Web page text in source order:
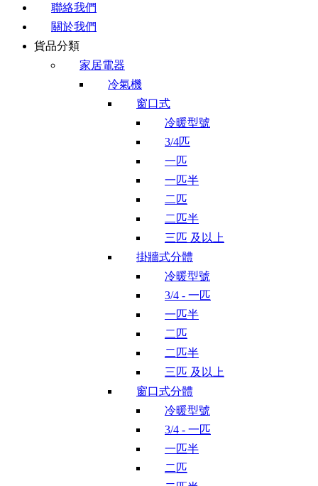
聯絡我們
關於我們
貨品分類
家居電器
冷氣機
窗口式
冷暖型號
3/4匹
一匹
一匹半
二匹
二匹半
三匹 及以上
掛牆式分體
冷暖型號
3/4 - 一匹
一匹半
二匹
二匹半
三匹 及以上
窗口式分體
冷暖型號
3/4 - 一匹
一匹半
二匹